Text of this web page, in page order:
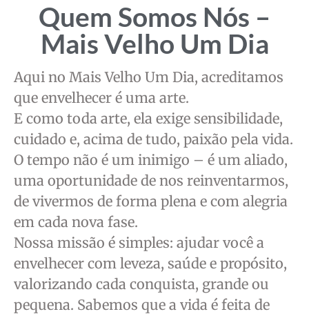
Quem Somos Nós –
Mais Velho Um Dia
Aqui no Mais Velho Um Dia, acreditamos
que envelhecer é uma arte.
E como toda arte, ela exige sensibilidade,
cuidado e, acima de tudo, paixão pela vida.
O tempo não é um inimigo – é um aliado,
uma oportunidade de nos reinventarmos,
de vivermos de forma plena e com alegria
em cada nova fase.
Nossa missão é simples: ajudar você a
envelhecer com leveza, saúde e propósito,
valorizando cada conquista, grande ou
pequena. Sabemos que a vida é feita de